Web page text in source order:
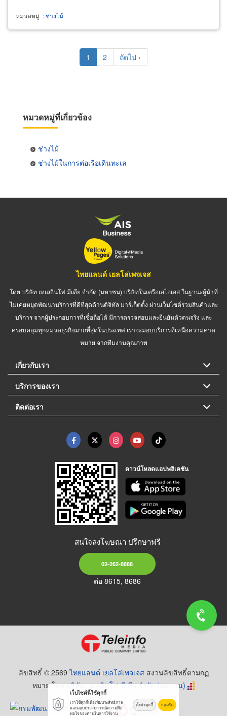
หมวดหมู่ :ช่างไม้
Current
page
1 Page
2
Next
page
ถัดไป ›
หมวดหมู่ที่เกี่ยวข้อง
ช่างไม้
ช่างไม้ในการต่อเรือเดินทะเล
ไทยแลนด์ เยลโล่เพจเจส
โดย บริษัท เทเลอินโฟ มีเดีย จำกัด (มหาชน) บริษัทในเครือเอไอเอส ในฐานะผู้นำที่
ไม่เคยหยุดพัฒนาบริการที่ดีที่สุดด้านดิจิทัล มาร์เก็ตติ้ง ผ่านเว็บไซต์รวมสินค้าและ
บริการ จากผู้ประกอบการที่เชื่อถือได้ มีการตรวจสอบและยืนยันตัวตนจริง และ
ครอบคลุมทุกหมวดธุรกิจมากที่สุดในประเทศ เราจะมอบบริการที่เหนือความคาด
หมาย จากทีมงานคุณภาพ
เกี่ยวกับเรา
บริการของเรา
ติดต่อเรา
ดาวน์โหลดแอปพลิเคชัน
สนใจลงโฆษณา ปรึกษาฟรี
02-262-8888
ต่อ 8615, 8686
ลิขสิทธิ์ © 2569ไทยแลนด์ เยลโล่เพจเจส สงวนลิขสิทธิ์ตามกฏ
หมาย โดยบริษัท เทเลอินโฟ มีเดีย จำกัด (มหาชน)
เว็บไซต์นี้ใช้คุกกี้
เราใช้คุกกี้เพื่อเพิ่มประสิทธิภาพ
และมอบประสบการณ์ความพึง
พอใจของท่านในการใช้งาน
ตั้งค่าคุกกี้ ยอมรับ